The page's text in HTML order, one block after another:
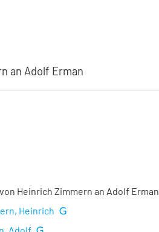
an Adolf Erman
Heinrich Zimmern an Adolf Erman
Heinrich